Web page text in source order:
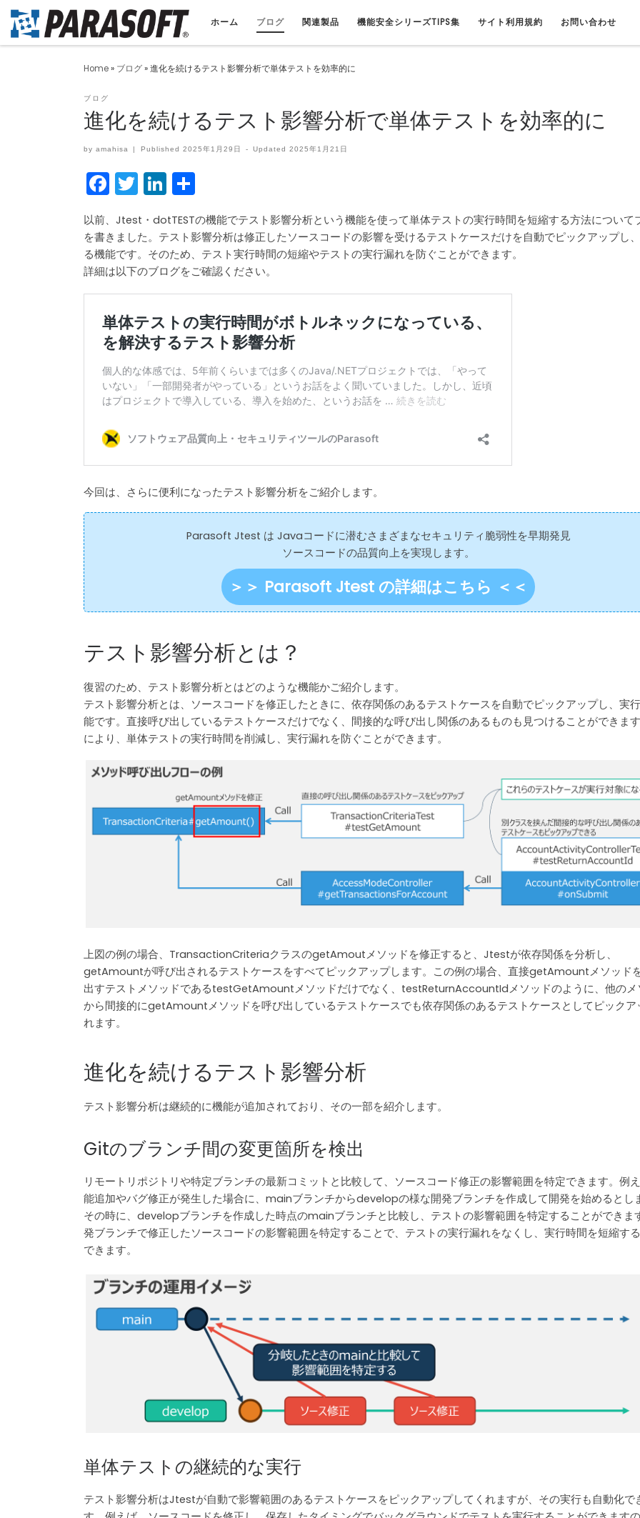
ホーム ブログ 関連製品 機能安全シリーズTIPS集 サイト利用規約 お問い合わせ
Home» ブログ»進化を続けるテスト影響分析で単体テストを効率的に
ブログ
進化を続けるテスト影響分析で単体テストを効率的に
by amahisa | Published 2025年1月29日 - Updated2025年1月21日
F
a
c
e
b
o
o
k
T
w
itt
er
Li
n
k
e
dI
n
有
以前、Jtest・dotTESTの機能でテスト影響分析という機能を使って単体テストの実行時間を短縮する方法について
を書きました。テスト影響分析は修正したソースコードの影響を受けるテストケースだけを自動でピックアップし
る機能です。そのため、テスト実行時間の短縮やテストの実行漏れを防ぐことができます。
詳細は以下のブログをご確認ください。
今回は、さらに便利になったテスト影響分析をご紹介します。
Parasoft Jtest は Javaコードに潜むさまざまなセキュリティ脆弱性を早期発見
ソースコードの品質向上を実現します。
＞＞ Parasoft Jtest の詳細はこちら ＜＜
テスト影響分析とは？
復習のため、テスト影響分析とはどのような機能かご紹介します。
テスト影響分析とは、ソースコードを修正したときに、依存関係のあるテストケースを自動でピックアップし、実
能です。直接呼び出しているテストケースだけでなく、間接的な呼び出し関係のあるものも見つけることができま
により、単体テストの実行時間を削減し、実行漏れを防ぐことができます。
上図の例の場合、TransactionCriteriaクラスのgetAmoutメソッドを修正すると、Jtestが依存関係を分析し、
getAmountが呼び出されるテストケースをすべてピックアップします。この例の場合、直接getAmountメソッド
出すテストメソッドであるtestGetAmountメソッドだけでなく、testReturnAccountIdメソッドのように、他のメ
から間接的にgetAmountメソッドを呼び出しているテストケースでも依存関係のあるテストケースとしてピックア
れます。
進化を続けるテスト影響分析
テスト影響分析は継続的に機能が追加されており、その一部を紹介します。
Gitのブランチ間の変更箇所を検出
リモートリポジトリや特定ブランチの最新コミットと比較して、ソースコード修正の影響範囲を特定できます。例
能追加やバグ修正が発生した場合に、mainブランチからdevelopの様な開発ブランチを作成して開発を始めるとし
その時に、developブランチを作成した時点のmainブランチと比較し、テストの影響範囲を特定することができま
発ブランチで修正したソースコードの影響範囲を特定することで、テストの実行漏れをなくし、実行時間を短縮す
できます。
単体テストの継続的な実行
テスト影響分析はJtestが自動で影響範囲のあるテストケースをピックアップしてくれますが、その実行も自動化で